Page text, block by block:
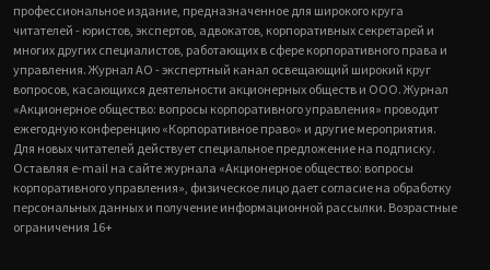
профессиональное издание, предназначенное для широкого круга
читателей - юристов, экспертов, адвокатов, корпоративных секретарей и
многих других специалистов, работающих в сфере корпоративного права и
управления. Журнал АО - экспертный канал освещающий широкий круг
вопросов, касающихся деятельности акционерных обществ и ООО. Журнал
«Акционерное общество: вопросы корпоративного управления» проводит
ежегодную конференцию «Корпоративное право» и другие мероприятия.
Для новых читателей действует специальное предложение на подписку.
Оставляя e-mail на сайте журнала «Акционерное общество: вопросы
корпоративного управления», физическое лицо дает согласие на обработку
персональных данных и получение информационной рассылки. Возрастные
ограничения 16+